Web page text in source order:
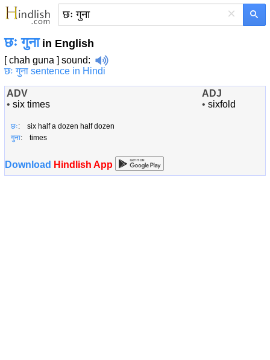
×
छः गुनाin English
[ chah guna ] sound:
छः गुना sentence in Hindi
ADV
• six times
ADJ
• sixfold
छः: six half a dozen half dozen
गुना: times
Download Hindlish App